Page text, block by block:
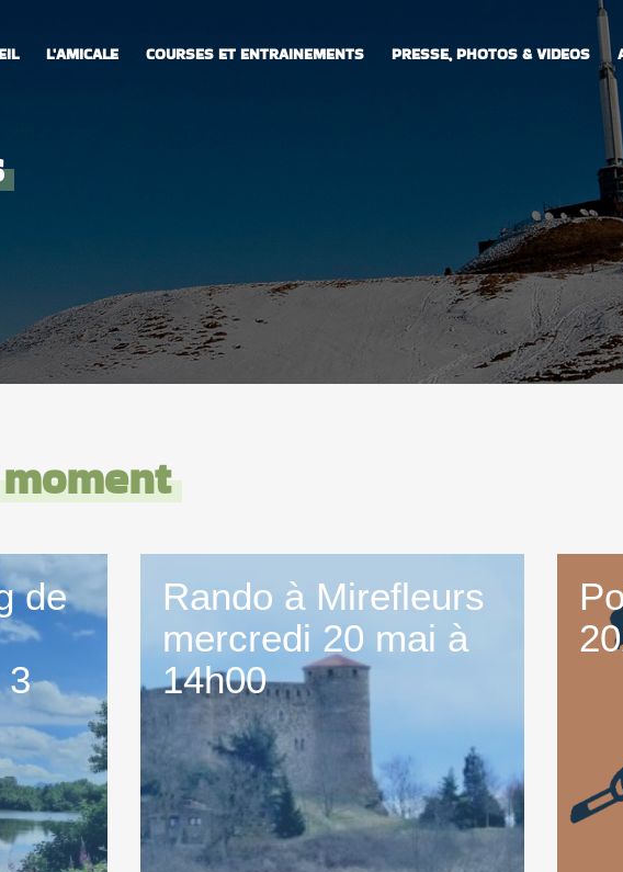
L'AMICALE COURSES ET ENTRAINEMENTS PRESSE, PHOTOS & VIDEOS
de
3
Rando à Mirefleurs
mercredi 20 mai à
14h00